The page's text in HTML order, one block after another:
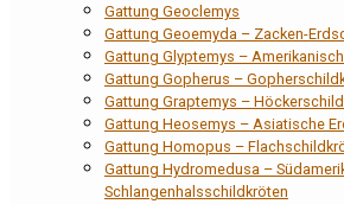
Gattung Geoclemys
Gattung Geoemyda – Zacken-
Gattung Glyptemys –
Gattung Gopherus –
Gattung Graptemys –
Gattung Heosemys – Asiatische
Gattung Homopus –
Gattung Hydromedusa –
Schlangenhalsschildkröten